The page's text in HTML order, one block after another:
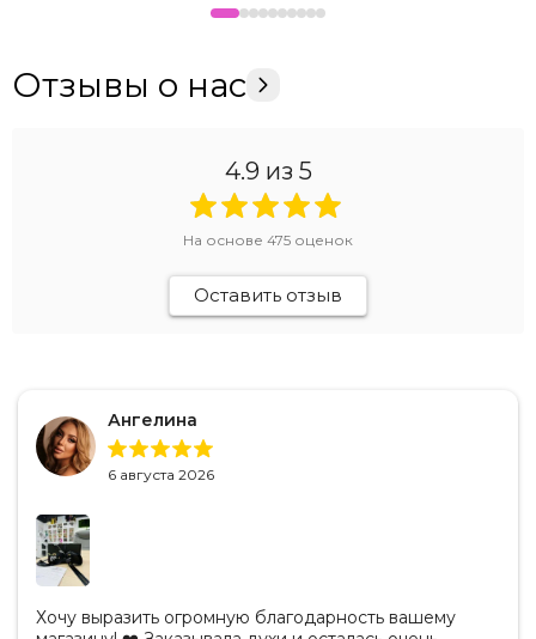
Отзывы о нас
4.9 из 5
На основе 475 оценок
Оставить отзыв
Ангелина
6 августа 2026
Хочу выразить огромную благодарность вашему